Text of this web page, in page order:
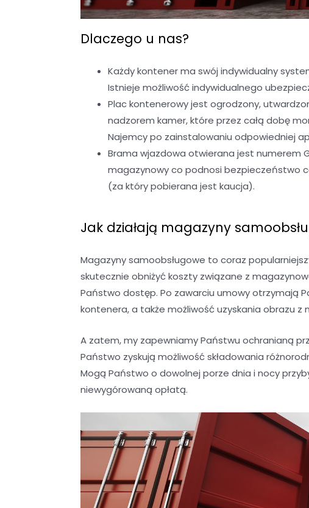
Dlaczego u nas?
Każdy kontener ma swój indywidualny
Istnieje możliwość indywidualnego
Plac kontenerowy jest ogrodzony,
nadzorem kamer, które przez całą dobę
Najemcy po zainstalowaniu odpowiedniej
Brama wjazdowa otwierana jest numerem
magazynowy co podnosi bezpieczeństwo
(za który pobierana jest kaucja).
Jak działają magazyny
Magazyny samoobsługowe to coraz
skutecznie obniżyć koszty związane z
Państwo dostęp. Po zawarciu umowy otrzymają
kontenera, a także możliwość uzyskania obrazu
A zatem, my zapewniamy Państwu ochranianą
Państwo zyskują możliwość składowania
Mogą Państwo o dowolnej porze dnia i nocy
niewygórowaną opłatą.